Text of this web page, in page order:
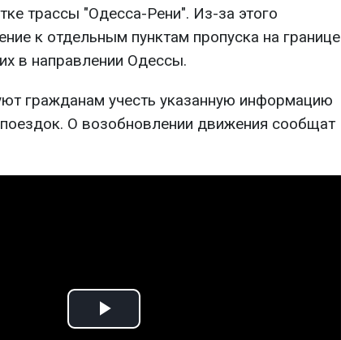
трассы "Одесса-Рени". Из-за этого
к отдельным пунктам пропуска на границе
в направлении Одессы.
гражданам учесть указанную информацию
О возобновлении движения сообщат
Play